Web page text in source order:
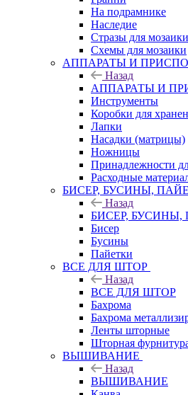
На подрамнике
Наследие
Стразы для мозаики
Схемы для мозаики
АППАРАТЫ И
Назад
АППАРАТЫ И
Инструменты
Коробки для
Лапки
Насадки (матрицы)
Ножницы
Принадлежности
Расходные
БИСЕР, БУСИНЫ,
Назад
БИСЕР, БУСИНЫ,
Бисер
Бусины
Пайетки
ВСЕ ДЛЯ ШТОР
Назад
ВСЕ ДЛЯ ШТОР
Бахрома
Бахрома
Ленты шторные
Шторная
ВЫШИВАНИЕ
Назад
ВЫШИВАНИЕ